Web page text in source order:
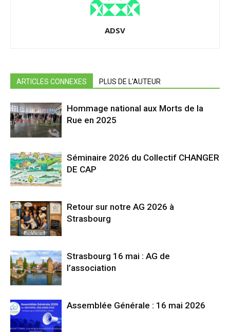
ADSV
ARTICLES CONNEXES PLUS DE L'AUTEUR
Hommage national aux Morts de la
Rue en 2025
Séminaire 2026 du Collectif CHANGER
DE CAP
Retour sur notre AG 2026 à
Strasbourg
Strasbourg 16 mai : AG de
l’association
Assemblée Générale : 16 mai 2026